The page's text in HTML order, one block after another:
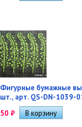
Фигурные бумажные
шт., арт. QS-DN-1039-
50 ₽